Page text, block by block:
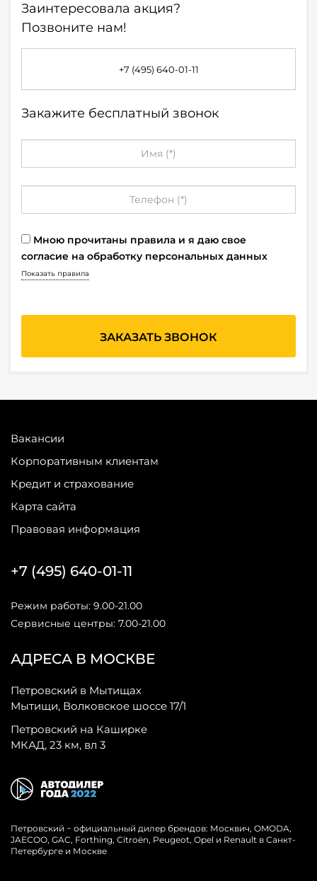
Заинтересовала акция?
Позвоните нам!
+7 (495) 640-01-11
Закажите бесплатный звонок
Мною прочитаны правила и я даю свое
согласие на обработку персональных данных
Показать правила
Вакансии
Корпоративным клиентам
Кредит и страхование
Карта сайта
Правовая информация
АДРЕСА В МОСКВЕ
Петровский в Мытищах
Мытищи, Волковское шоссе 17/1
Петровский на Каширке
МКАД, 23 км, вл 3
+7 (495) 640-01-11
Режим работы: 9.00-21.00
Сервисные центры: 7.00-21.00
Петровский − официальный дилер брендов: Москвич, OMODA,
JAECOO, GAC, Forthing, Citroёn, Peugeot, Opel и Renault в Санкт-
Петербурге и Москве